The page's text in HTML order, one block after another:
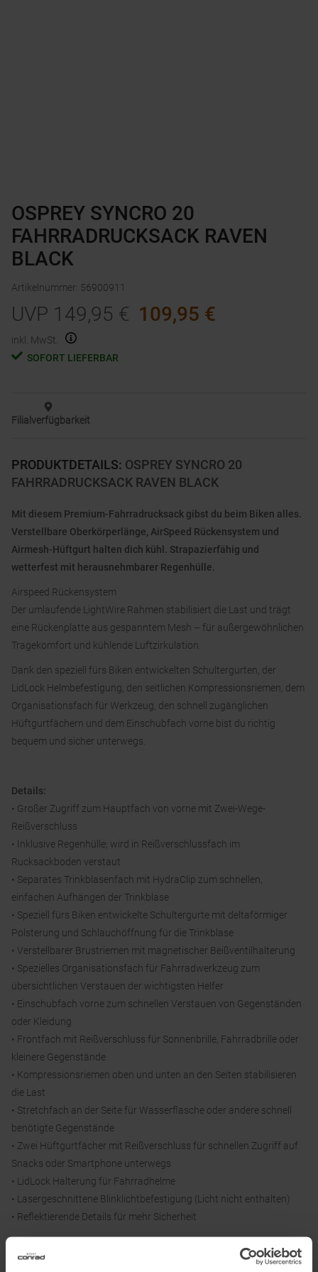
PRODUKTDETAILS: OSPREY SYNCRO 20
FAHRRADRUCKSACK RAVEN BLACK
Mit diesem Premium-Fahrradrucksack gibst du beim Biken alles.
Verstellbare Oberkörperlänge, AirSpeed Rückensystem und
Airmesh-Hüftgurt halten dich kühl. Strapazierfähig und
wetterfest mit herausnehmbarer Regenhülle.
Airspeed Rückensystem
Der umlaufende LightWire Rahmen stabilisiert die Last und trägt
eine Rückenplatte aus gespanntem Mesh – für außergewöhnlichen
Tragekomfort und kühlende Luftzirkulation.
Dank den speziell fürs Biken entwickelten Schultergurten, der
LidLock Helmbefestigung, den seitlichen Kompressionsriemen, dem
Organisationsfach für Werkzeug, den schnell zugänglichen
Hüftgurtfächern und dem Einschubfach vorne bist du richtig
bequem und sicher unterwegs.
Details:
• Großer Zugriff zum Hauptfach von vorne mit Zwei-Wege-
Reißverschluss
• Inklusive Regenhülle; wird in Reißverschlussfach im
Rucksackboden verstaut
• Separates Trinkblasenfach mit HydraClip zum schnellen,
einfachen Aufhängen der Trinkblase
• Speziell fürs Biken entwickelte Schultergurte mit deltaförmiger
Polsterung und Schlauchöffnung für die Trinkblase
• Verstellbarer Brustriemen mit magnetischer Beißventilhalterung
• Spezielles Organisationsfach für Fahrradwerkzeug zum
übersichtlichen Verstauen der wichtigsten Helfer
• Einschubfach vorne zum schnellen Verstauen von Gegenständen
oder Kleidung
• Frontfach mit Reißverschluss für Sonnenbrille, Fahrradbrille oder
kleinere Gegenstände
• Kompressionsriemen oben und unten an den Seiten stabilisieren
die Last
• Stretchfach an der Seite für Wasserflasche oder andere schnell
benötigte Gegenstände
• Zwei Hüftgurtfächer mit Reißverschluss für schnellen Zugriff auf
Snacks oder Smartphone unterwegs
• LidLock Halterung für Fahrradhelme
• Lasergeschnittene Blinklichtbefestigung (Licht nicht enthalten)
• Reflektierende Details für mehr Sicherheit
OSPREY SYNCRO 20
FAHRRADRUCKSACK RAVEN
BLACK
Artikelnummer: 56900911
UVP 149,95 € 109,95 €
inkl. MwSt.
SOFORT LIEFERBAR
Filialverfügbarkeit